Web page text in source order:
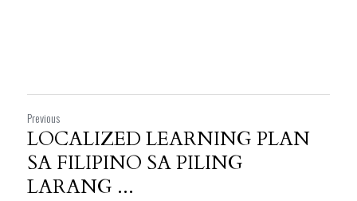
Previous
LOCALIZED LEARNING PLAN
SA FILIPINO SA PILING
LARANG ...